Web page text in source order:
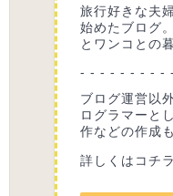
旅行好きな夫
始めたブログ
とワンコとの
- - - - - - - - -
ブログ運営以
ログラマーと
作などの作成
詳しくはコチラ